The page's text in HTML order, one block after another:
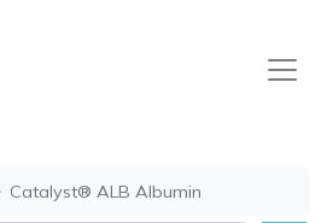
Catalyst® ALB Albumin